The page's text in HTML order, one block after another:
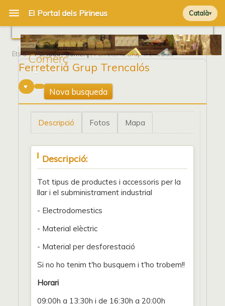
Català
Comerç
Ets a Portada/Comerç/ Ferreteria Grup Trencalós
Ferreteria Grup Trencalós
1
Nova busqueda
Descripció Fotos Mapa
Descripció:
Tot tipus de productes i accessoris per la
llar i el subministrament industrial
- Electrodomestics
- Material elèctric
- Material per desforestació
Si no ho tenim t'ho busquem i t'ho trobem!!
Horari
09:00h a 13:30h i de 16:30h a 20:00h